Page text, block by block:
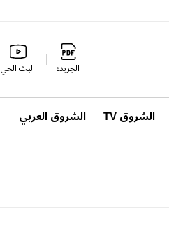
الجريدة البث الحي
الشروق TV الشروق العربي